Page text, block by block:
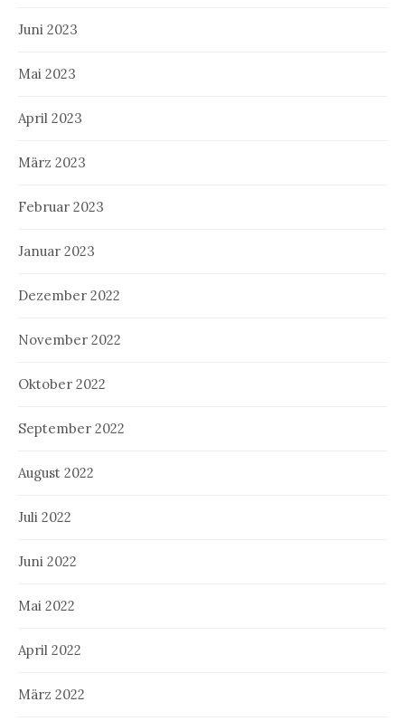
Juni 2023
Mai 2023
April 2023
März 2023
Februar 2023
Januar 2023
Dezember 2022
November 2022
Oktober 2022
September 2022
August 2022
Juli 2022
Juni 2022
Mai 2022
April 2022
März 2022